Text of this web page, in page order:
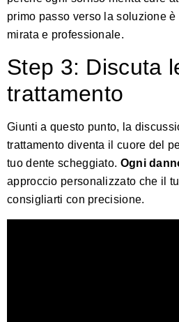
primo passo verso la soluzione
mirata e professionale.
Step 3: Discuta
trattamento
Giunti a questo punto, la
trattamento diventa il cuore del
tuo dente scheggiato. Ogni
approccio personalizzato che il
consigliarti con precisione.